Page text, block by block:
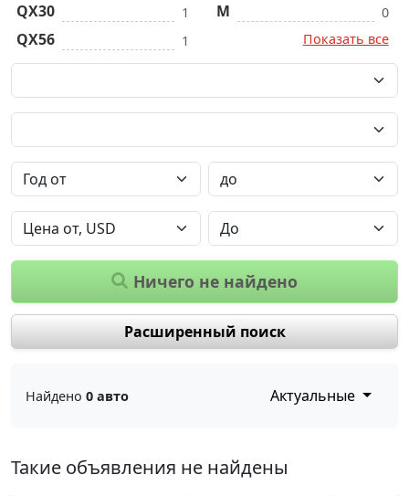
QX30 1
QX56 1
M
0
Показать все
Ничего не найдено
Расширенный поиск
Найдено 0 авто Актуальные
Такие объявления не найдены